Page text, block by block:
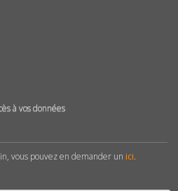
à vos données
vous pouvez en demander un ici.